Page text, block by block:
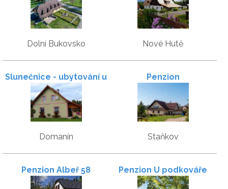
Dolní Bukovsko Nové Hutě
Slunečnice - ubytování u
Třeboně
Domanín
Penzion
Staňkov
Penzion Albeř 58 Penzion U podkováře